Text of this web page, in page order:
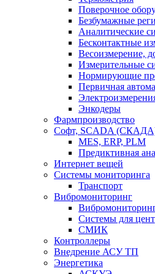
Поверочное
Безбумажные
Аналитические
Бесконтактные
Весоизмерение,
Измерительные
Нормирующие
Первичная
Энкодеры
Фармпроизводство
Софт, SCADA
MES, ERP, PLM
Предиктивная
Интернет вещей
Системы мониторинга
Транспорт
Вибромониторинг
Системы для
СМИК
Контроллеры
Внедрение АСУ ТП
Энергетика